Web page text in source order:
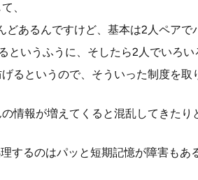
、
どあるんですけど、基本は2人ペアで
というふうに、そしたら2人でいろ
るというので、そういった制度を
情報が増えてくると混乱してきた
するのはパッと短期記憶が障害も